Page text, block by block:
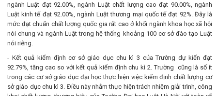
ngành Luật đạt 92.00%, ngành Luật chất lượng cao đạt 90.00%, ngành
Luật kinh tế đạt 92.00%, ngành Luật thương mại quốc tế đạt 92%. Đây là
mức đạt chuẩn chất lượng quốc gia rất cao ở khối ngành khoa học xã hội
nói chung và ngành Luật trong hệ thống khoảng 100 cơ sở đào tạo Luật
nói riêng.
- Kết quả kiểm định cơ sở giáo dục chu kì 3 của Trường dự kiến đạt
92.79%, tăng cao so với kết quả kiểm định chu kì 2. Trường cũng là số ít
trong các cơ sở giáo dục đại học thực hiện việc kiểm định chất lượng cơ
sở giáo dục chu kì 3. Điều này nhằm thực hiện trách nhiệm giải trình, công